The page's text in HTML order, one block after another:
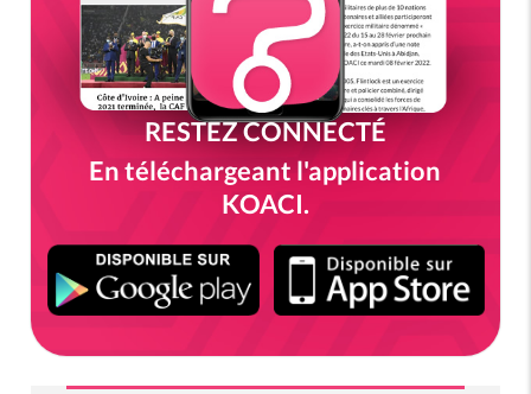
RESTEZ CONNECTÉ
En téléchargeant l'application
KOACI.